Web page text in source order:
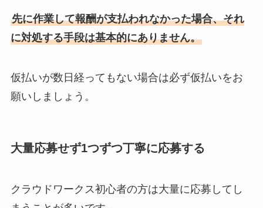
先に作業して報酬が支払われなかった場合、それ
に対処する手段は基本的にありません。
仮払いが数日経ってもない場合は必ず仮払いをお
願いしましょう。
大量応募せず1つずつ丁寧に応募する
クラウドワークス初心者の方は大量に応募してし